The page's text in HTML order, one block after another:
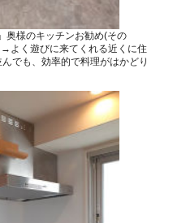
奥様のキッチンお勧め(その
よく遊びに来てくれる近くに住
でも、効率的で料理がはかどり